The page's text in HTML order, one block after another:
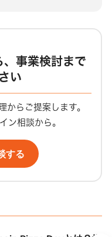
、事業検討まで
い
からご提案します。
ン相談から。
する